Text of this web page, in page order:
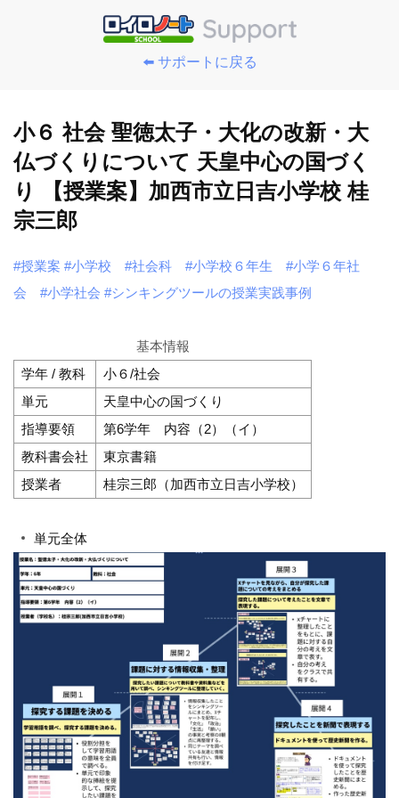
⬅️ サポートに戻る
小６ 社会 聖徳太子・大化の改新・大
仏づくりについて 天皇中心の国づく
り 【授業案】加西市立日吉小学校 桂
宗三郎
#授業案 #小学校 #社会科 #小学校６年生
#小学６年社
会
#小学社会 #シンキングツールの授業実践事例
基本情報
学年 / 教科
小６/社会
単元
天皇中心の国づくり
指導要領
第6学年 内容（2）（イ）
教科書会社
東京書籍
授業者
桂宗三郎（加西市立日吉小学校）
単元全体